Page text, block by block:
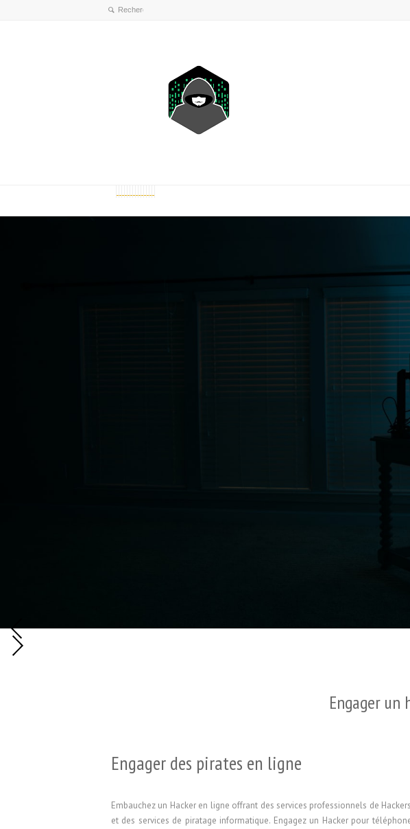
Engager un
Engager des pirates en ligne
Embauchez un Hacker en ligne offrant des services professionnels de
et des services de piratage informatique. Engagez un Hacker pour